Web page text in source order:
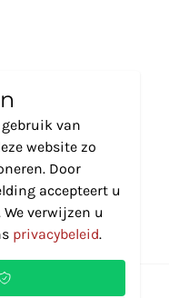
van
website zo
Door
accepteert u
verwijzen u
privacybeleid.